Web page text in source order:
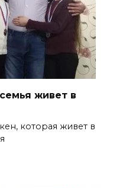
живет в
которая живет в